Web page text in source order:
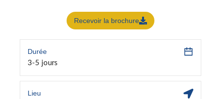
Recevoir la brochure
Durée
3-5 jours
Lieu